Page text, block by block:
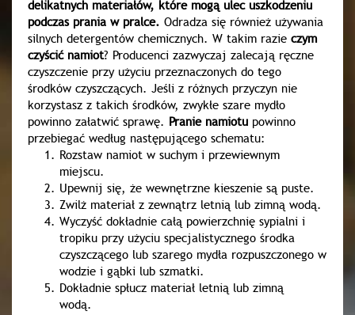
delikatnych materiałów, które mogą ulec uszkodzeniu
podczas prania w pralce. Odradza się również używania
silnych detergentów chemicznych. W takim razie czym
czyścić namiot? Producenci zazwyczaj zalecają ręczne
czyszczenie przy użyciu przeznaczonych do tego
środków czyszczących. Jeśli z różnych przyczyn nie
korzystasz z takich środków, zwykłe szare mydło
powinno załatwić sprawę. Pranie namiotu powinno
przebiegać według następującego schematu:
Rozstaw namiot w suchym i przewiewnym
miejscu.
Upewnij się, że wewnętrzne kieszenie są puste.
Zwilż materiał z zewnątrz letnią lub zimną wodą.
Wyczyść dokładnie całą powierzchnię sypialni i
tropiku przy użyciu specjalistycznego środka
czyszczącego lub szarego mydła rozpuszczonego w
wodzie i gąbki lub szmatki.
Dokładnie spłucz materiał letnią lub zimną
wodą.